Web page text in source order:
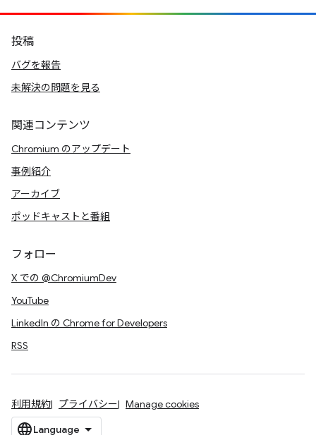
投稿
バグを報告
未解決の問題を見る
関連コンテンツ
Chromium のアップデート
事例紹介
アーカイブ
ポッドキャストと番組
フォロー
X での @ChromiumDev
YouTube
LinkedIn の Chrome for Developers
RSS
利用規約 プライバシー Manage cookies